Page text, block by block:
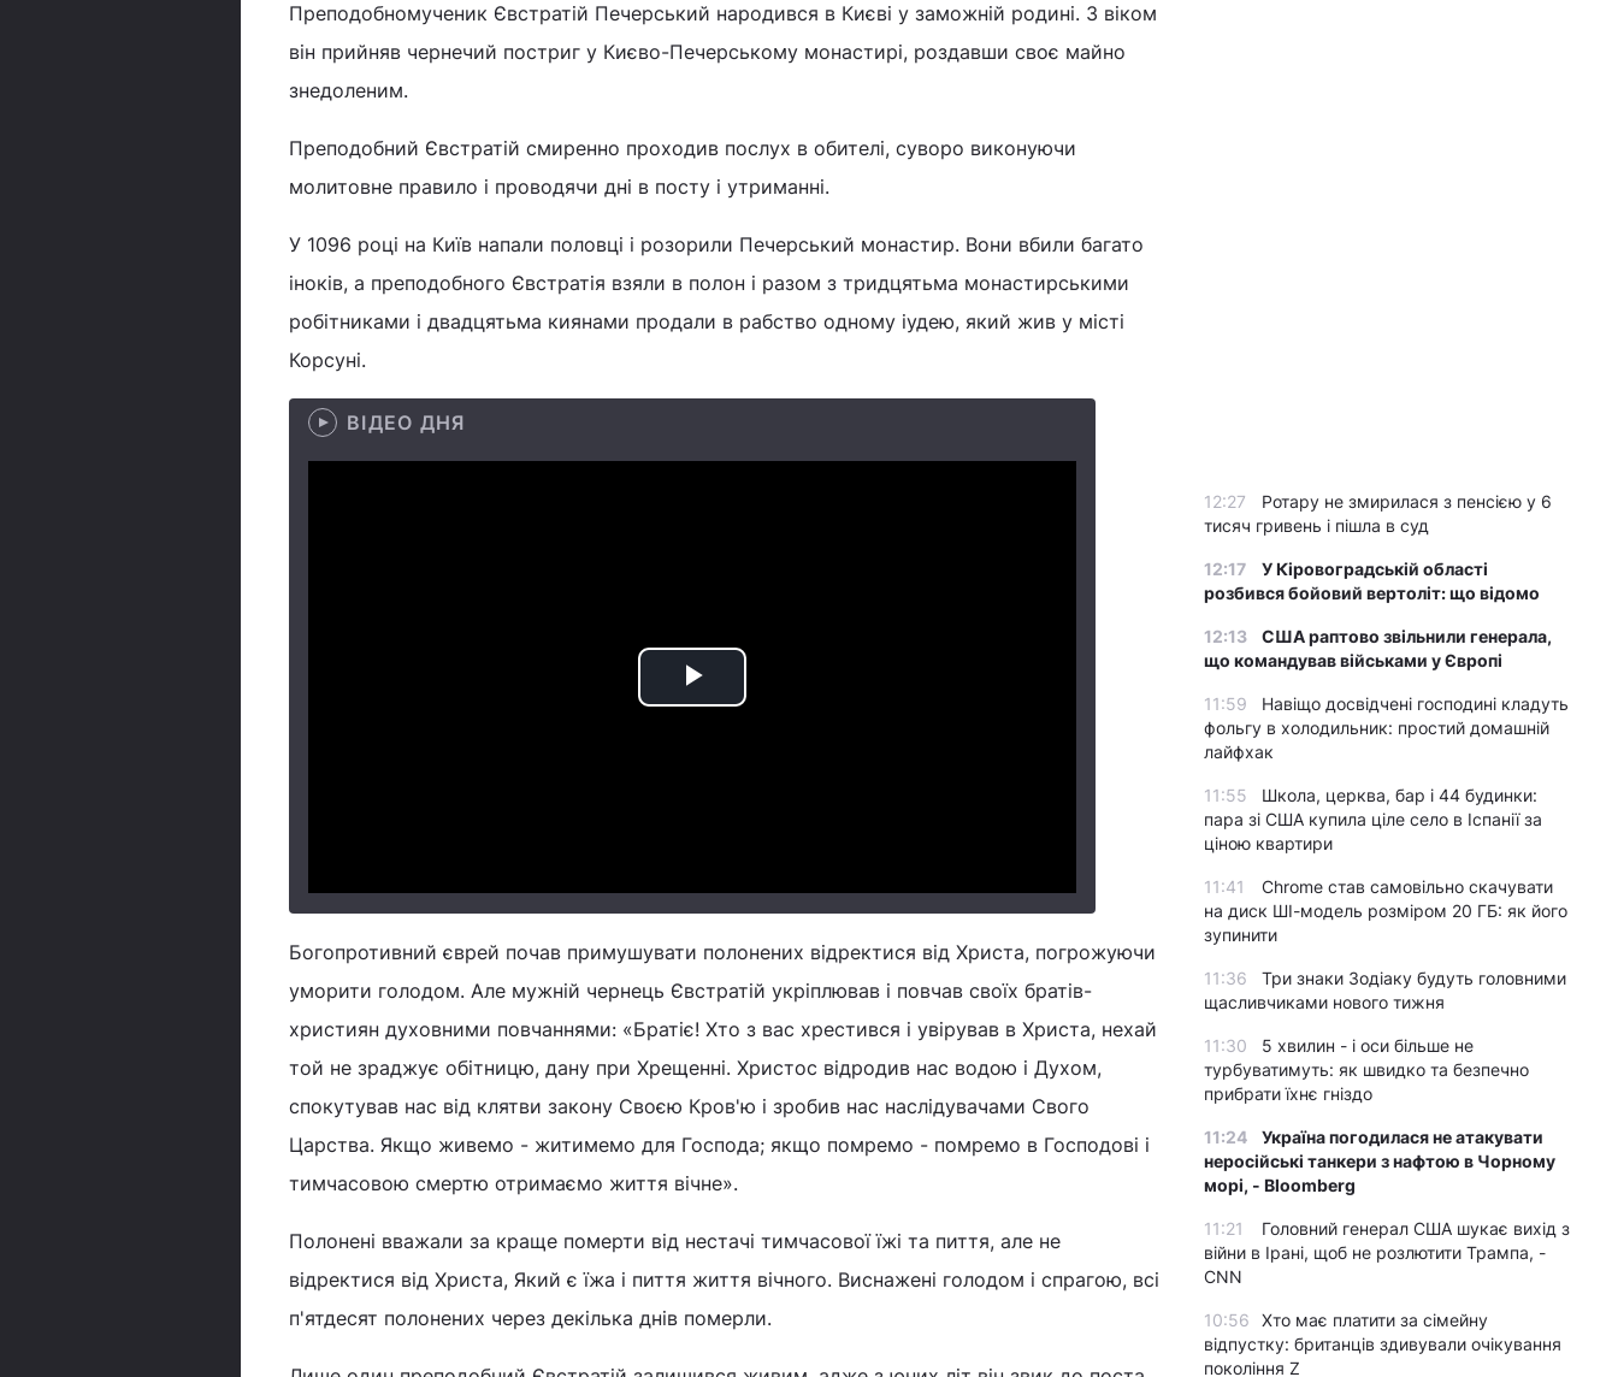
Преподобномученик Євстратій Печерський народився в Києві у заможній родині. З віком
він прийняв чернечий постриг у Києво-Печерському монастирі, роздавши своє майно
знедоленим.
Преподобний Євстратій смиренно проходив послух в обителі, суворо виконуючи
молитовне правило і проводячи дні в посту і утриманні.
У 1096 році на Київ напали половці і розорили Печерський монастир. Вони вбили багато
іноків, а преподобного Євстратія взяли в полон і разом з тридцятьма монастирськими
робітниками і двадцятьма киянами продали в рабство одному іудею, який жив у місті
Корсуні.
ВІДЕО ДНЯ
Play
Богопротивний єврей почав примушувати полонених відректися від Христа, погрожуючи
уморити голодом. Але мужній чернець Євстратій укріплював і повчав своїх братів-
християн духовними повчаннями: «Братіє! Хто з вас хрестився і увірував в Христа, нехай
той не зраджує обітницю, дану при Хрещенні. Христос відродив нас водою і Духом,
спокутував нас від клятви закону Своєю Кров'ю і зробив нас наслідувачами Свого
Царства. Якщо живемо - житимемо для Господа; якщо помремо - помремо в Господові і
тимчасовою смертю отримаємо життя вічне».
Полонені вважали за краще померти від нестачі тимчасової їжі та пиття, але не
відректися від Христа, Який є їжа і пиття життя вічного. Виснажені голодом і спрагою, всі
п'ятдесят полонених через декілька днів померли.
12:27
Ротару не змирилася з пенсією у 6
тисяч гривень і пішла в суд
12:17
У Кіровоградській області
розбився бойовий вертоліт: що відомо
12:13
США раптово звільнили генерала,
що командував військами у Європі
11:59
Навіщо досвідчені господині кладуть
фольгу в холодильник: простий домашній
лайфхак
11:55
Школа, церква, бар і 44 будинки:
пара зі США купила ціле село в Іспанії за
ціною квартири
11:41
Chrome став самовільно скачувати
на диск ШІ-модель розміром 20 ГБ: як його
зупинити
11:36
Три знаки Зодіаку будуть головними
щасливчиками нового тижня
11:30
5 хвилин - і оси більше не
турбуватимуть: як швидко та безпечно
прибрати їхнє гніздо
11:24
Україна погодилася не атакувати
неросійські танкери з нафтою в Чорному
морі, - Bloomberg
11:21
Головний генерал США шукає вихід з
війни в Ірані, щоб не розлютити Трампа, -
CNN
10:56
Хто має платити за сімейну
відпустку: британців здивували очікування
покоління Z